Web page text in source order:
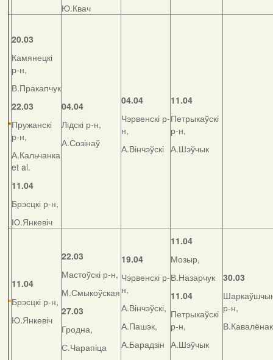
Ю.Квач
20.03
Камянецкі
р-н,
В.Пракапчук
22.03
Пружанскі
р-н,
А.Кальчанка
et al.
11.04
Брэсцкі р-н,
Ю.Янкевіч
04.04
Лідскі р-н,
А.Созінаў
04.04
Чэрвенскі р-
н,
А.Вінчэўскі
11.04
Петрыкаўскі
р-н,
А.Шэўчык
11.04
Брэсцкі р-н,
Ю.Янкевіч
22.03
Мастоўскі р-н,
М.Смыкоўская
27.03
Гродна,
С.Чарапіца
19.04
Чэрвенскі р-
н,
А.Вінчэўскі,
А.Пашэк,
А.Барадзін
11.04
Мозыр,
В.Назарчук
11.04
Петрыкаўскі
р-н,
А.Шэўчык
30.03
р-н,
В.Кавалёнак